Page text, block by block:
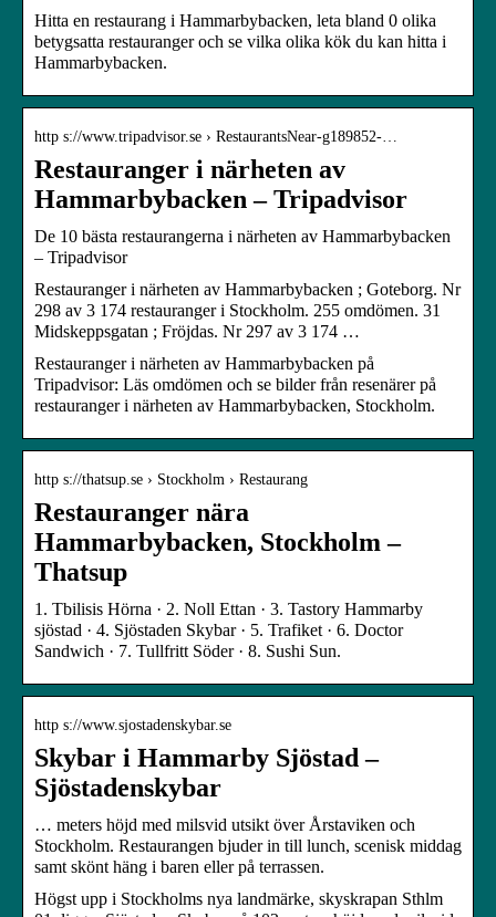
Hitta en restaurang i Hammarbybacken, leta bland 0 olika
betygsatta restauranger och se vilka olika kök du kan hitta i
Hammarbybacken.
http s://www.tripadvisor.se › RestaurantsNear-g189852-…
Restauranger i närheten av
Hammarbybacken – Tripadvisor
De 10 bästa restaurangerna i närheten av Hammarbybacken
– Tripadvisor
Restauranger i närheten av Hammarbybacken ; Goteborg. Nr
298 av 3 174 restauranger i Stockholm. 255 omdömen. 31
Midskeppsgatan ; Fröjdas. Nr 297 av 3 174 …
Restauranger i närheten av Hammarbybacken på
Tripadvisor: Läs omdömen och se bilder från resenärer på
restauranger i närheten av Hammarbybacken, Stockholm.
http s://thatsup.se › Stockholm › Restaurang
Restauranger nära
Hammarbybacken, Stockholm –
Thatsup
1. Tbilisis Hörna · 2. Noll Ettan · 3. Tastory Hammarby
sjöstad · 4. Sjöstaden Skybar · 5. Trafiket · 6. Doctor
Sandwich · 7. Tullfritt Söder · 8. Sushi Sun.
http s://www.sjostadenskybar.se
Skybar i Hammarby Sjöstad –
Sjöstadenskybar
… meters höjd med milsvid utsikt över Årstaviken och
Stockholm. Restaurangen bjuder in till lunch, scenisk middag
samt skönt häng i baren eller på terrassen.
Högst upp i Stockholms nya landmärke, skyskrapan Sthlm